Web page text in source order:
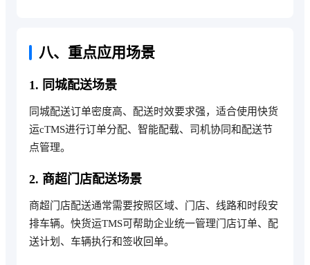
八、重点应用场景
1. 同城配送场景
同城配送订单密度高、配送时效要求强，适合使用快货
运cTMS进行订单分配、智能配载、司机协同和配送节
点管理。
2. 商超门店配送场景
商超门店配送通常需要按照区域、门店、线路和时段安
排车辆。快货运TMS可帮助企业统一管理门店订单、配
送计划、车辆执行和签收回单。